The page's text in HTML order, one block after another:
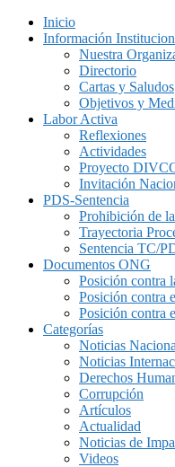
Inicio
Información
Nuestra
Directorio
Cartas y Saludos
Objetivos y
Labor Activa
Reflexiones
Actividades
Proyecto
Invitación
PDS-Sentencia
Prohibición de
Trayectoria
Sentencia TC/
Documentos ONG
Posición contra
Posición contra
Posición contra
Categorías
Noticias
Noticias
Derechos
Corrupción
Artículos
Actualidad
Noticias de
Videos